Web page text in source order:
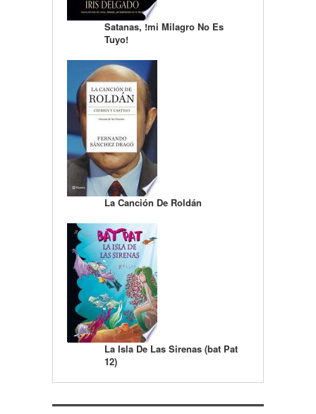
Satanas, !mi Milagro No Es
Tuyo!
La Canción De Roldán
La Isla De Las Sirenas (bat Pat
12)